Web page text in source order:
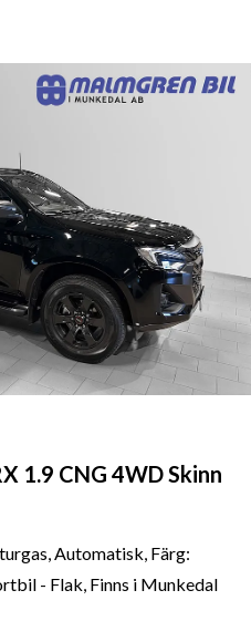
1.9 CNG 4WD Skinn
Automatisk, Färg:
- Flak, Finns i Munkedal